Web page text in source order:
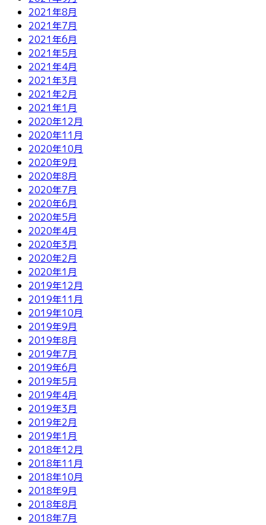
2021年8月
2021年7月
2021年6月
2021年5月
2021年4月
2021年3月
2021年2月
2021年1月
2020年12月
2020年11月
2020年10月
2020年9月
2020年8月
2020年7月
2020年6月
2020年5月
2020年4月
2020年3月
2020年2月
2020年1月
2019年12月
2019年11月
2019年10月
2019年9月
2019年8月
2019年7月
2019年6月
2019年5月
2019年4月
2019年3月
2019年2月
2019年1月
2018年12月
2018年11月
2018年10月
2018年9月
2018年8月
2018年7月